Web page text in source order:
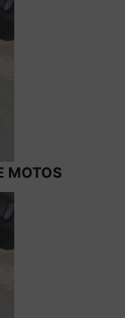
MOTOS